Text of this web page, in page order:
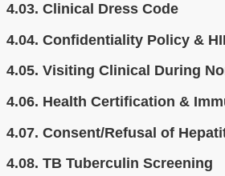
4.03. Clinical Dress Code
4.04. Confidentiality Policy &
4.05. Visiting Clinical During
4.06. Health Certification &
4.07. Consent/Refusal of
4.08. TB Tuberculin Screening